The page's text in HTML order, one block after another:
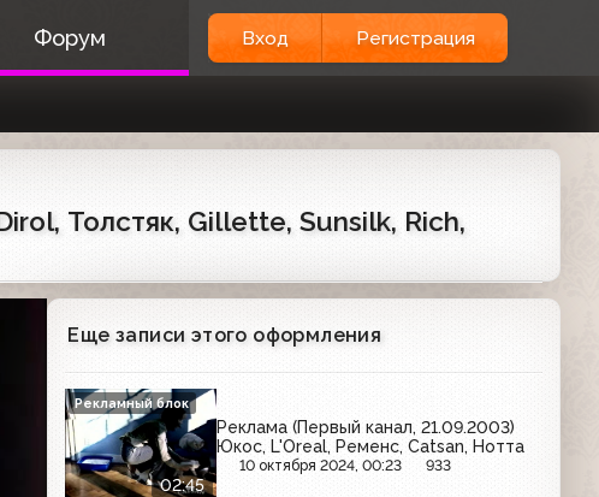
Форум Вход Регистрация
Толстяк, Gillette, Sunsilk, Rich,
Еще записи этого оформления
02:45
Реклама (Первый канал, 21.09.2003)
Юкос, L'Oreal, Ременс, Catsan, Нотта
10 октября 2024, 00:23 933
Рекламный блок